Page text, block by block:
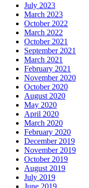
July 2023
March 2023
October 2022
March 2022
October 2021
September 2021
March 2021
February 2021
November 2020
October 2020
August 2020
May 2020
April 2020
March 2020
February 2020
December 2019
November 2019
October 2019
August 2019
July 2019
June 2019